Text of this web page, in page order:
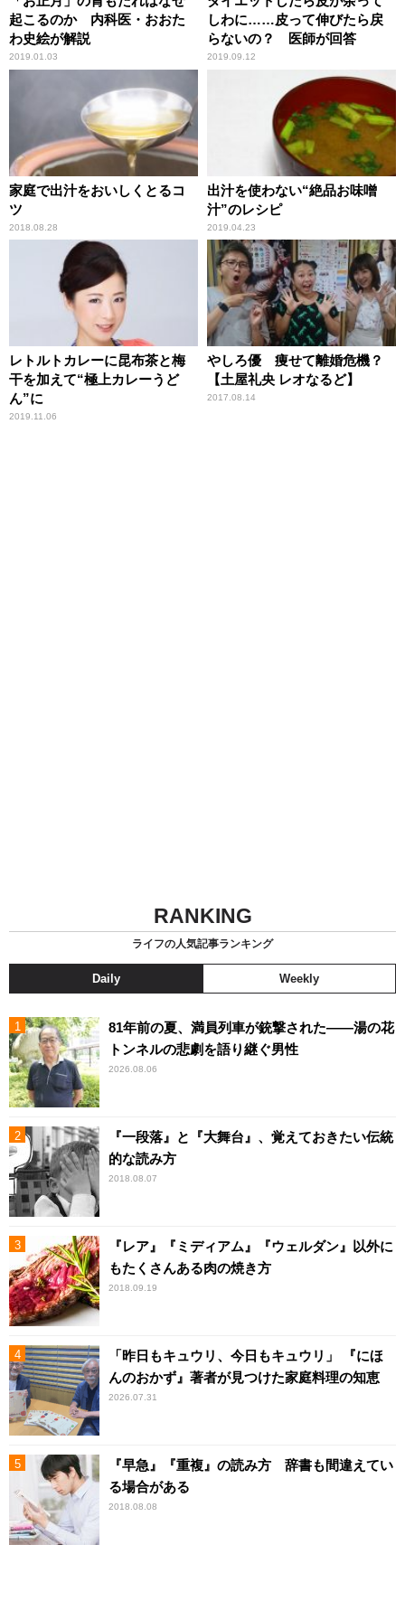
起こるのか 内科医・おおた
わ史絵が解説
2019.01.03
しわに……皮って伸びたら戻
らないの？ 医師が回答
2019.09.12
家庭で出汁をおいしくとるコ
ツ
2018.08.28
出汁を使わない“絶品お味噌
汁”のレシピ
2019.04.23
レトルトカレーに昆布茶と梅
干を加えて“極上カレーうど
ん”に
2019.11.06
やしろ優 痩せて離婚危機？
【土屋礼央 レオなるど】
2017.08.14
RANKING
ライフの人気記事ランキング
Daily Weekly
81年前の夏、満員列車が銃撃された――湯の花
トンネルの悲劇を語り継ぐ男性
2026.08.06
『一段落』と『大舞台』、覚えておきたい伝統
的な読み方
2018.08.07
『レア』『ミディアム』『ウェルダン』以外に
もたくさんある肉の焼き方
2018.09.19
「昨日もキュウリ、今日もキュウリ」 『にほ
んのおかず』著者が見つけた家庭料理の知恵
2026.07.31
『早急』『重複』の読み方 辞書も間違えてい
る場合がある
2018.08.08